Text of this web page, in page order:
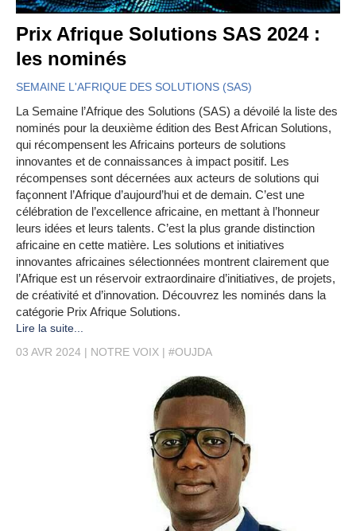
Prix Afrique Solutions SAS 2024 :
les nominés
SEMAINE L'AFRIQUE DES SOLUTIONS (SAS)
La Semaine l’Afrique des Solutions (SAS) a dévoilé la liste des
nominés pour la deuxième édition des Best African Solutions,
qui récompensent les Africains porteurs de solutions
innovantes et de connaissances à impact positif. Les
récompenses sont décernées aux acteurs de solutions qui
façonnent l’Afrique d’aujourd’hui et de demain. C’est une
célébration de l’excellence africaine, en mettant à l’honneur
leurs idées et leurs talents. C’est la plus grande distinction
africaine en cette matière. Les solutions et initiatives
innovantes africaines sélectionnées montrent clairement que
l’Afrique est un réservoir extraordinaire d’initiatives, de projets,
de créativité et d’innovation. Découvrez les nominés dans la
catégorie Prix Afrique Solutions.
Lire la suite...
03 AVR 2024
NOTRE VOIX #OUJDA